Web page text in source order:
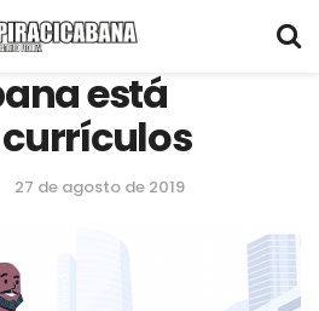
está
27 de agosto de 2019